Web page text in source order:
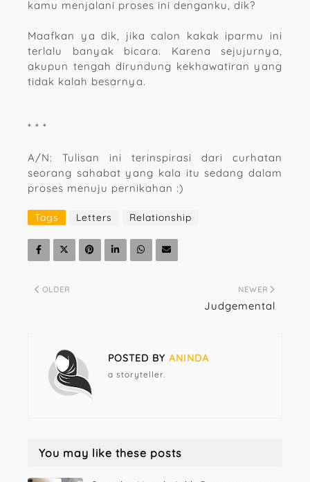
kamu menjalani proses ini denganku, dik?
Maafkan ya dik, jika calon kakak iparmu ini
terlalu banyak bicara. Karena sejujurnya,
akupun tengah dirundung kekhawatiran yang
tidak kalah besarnya.
* * *
A/N: Tulisan ini terinspirasi dari curhatan
seorang sahabat yang kala itu sedang dalam
proses menuju pernikahan :)
Tags Letters Relationship
NEWER
Judgemental
OLDER
POSTED BY ANINDA
a storyteller.
You may like these posts